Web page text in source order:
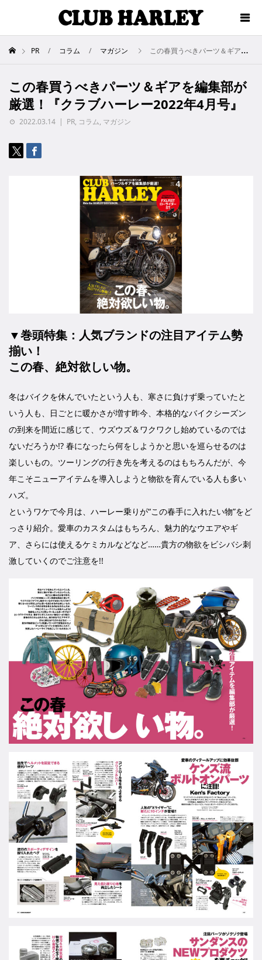
PR コラム マガジン この春買うべきパーツ＆ギアを編集部が厳選！『クラブハーレー2022年4月号』
この春買うべきパーツ＆ギアを編集部が
厳選！『クラブハーレー2022年4月号』
2022.03.14 PR, コラム, マガジン
▼巻頭特集：人気ブランドの注目アイテム勢
揃い！
この春、絶対欲しい物。
冬はバイクを休んでいたという人も、寒さに負けず乗っていたと
いう人も、日ごとに暖かさが増す昨今、本格的なバイクシーズン
の到来を間近に感じて、ウズウズ＆ワクワクし始めているのでは
ないだろうか!? 春になったら何をしようかと思いを巡らせるのは
楽しいもの。ツーリングの行き先を考えるのはもちろんだが、今
年こそニューアイテムを導入しようと物欲を育んでいる人も多い
ハズ。
というワケで今月は、ハーレー乗りが“この春手に入れたい物”をど
っさり紹介。愛車のカスタムはもちろん、魅力的なウエアやギ
ア、さらには使えるケミカルなどなど……貴方の物欲をビシバシ刺
激していくのでご注意を!!